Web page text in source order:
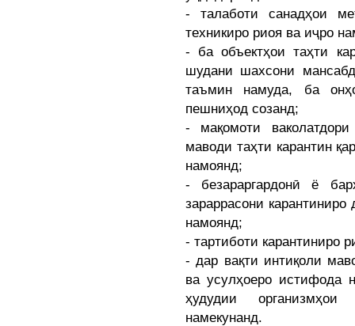
- талаботи санадҳои
техникиро риоя ва иҷро
- ба объектҳои таҳти
шудани шахсони
таъмин намуда, ба
пешниҳод созанд;
- мақомоти
маводи таҳти карантин
намоянд;
- безараргардонӣ ё
зараррасони
намоянд;
- тартиботи карантиниро
- дар вақти интиқоли
ва усулҳоеро истифода
ҳудудии организмҳои
намекунанд.